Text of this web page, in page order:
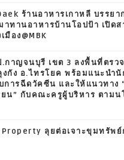
ร้านอาหารเกาหลี บรรย
าทานอาหารบ้านโอปป้า เปิดส
มือง@MBK
กาญจนบุรี เขต 3 ลงพื้นที่ตรวจ
งกัง อ.ไทรโยค พร้อมแนะนำนั
การฉีดวัคซีน และให้แนวทาง
ยน” กับคณะครูผู้บริหาร ตามน
Property ลุยต่อเจาะขุมทรัพย์